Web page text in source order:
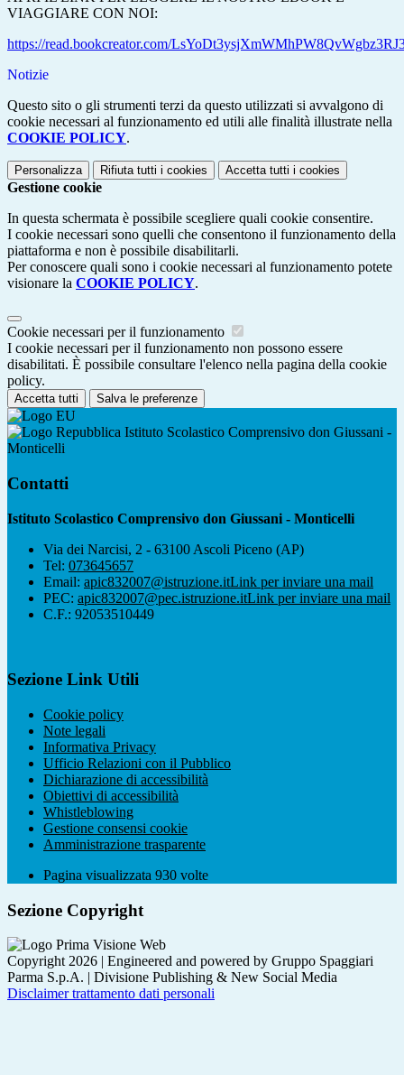
VIAGGIARE CON NOI:
https://read.bookcreator.com/
Notizie
Questo sito o gli strumenti terzi da questo utilizzati si avvalgono di
cookie necessari al funzionamento ed utili alle finalità illustrate nella
COOKIE POLICY.
Personalizza Rifiuta tutti i cookies Accetta tutti i cookies
Gestione cookie
In questa schermata è possibile scegliere quali cookie consentire.
I cookie necessari sono quelli che consentono il funzionamento della
piattaforma e non è possibile disabilitarli.
Per conoscere quali sono i cookie necessari al funzionamento potete
visionare la COOKIE POLICY.
Cookie necessari per il funzionamento
I cookie necessari per il funzionamento non possono essere
disabilitati. È possibile consultare l'elenco nella pagina della cookie
policy.
Accetta tutti Salva le preferenze
Istituto Scolastico Comprensivo don Giussani -
Monticelli
Contatti
Istituto Scolastico Comprensivo don Giussani - Monticelli
Via dei Narcisi, 2 - 63100 Ascoli Piceno (AP)
Tel: 073645657
Email: apic832007@istruzione.itLink per inviare una mail
PEC: apic832007@pec.istruzione.itLink per inviare una mail
C.F.: 92053510449
Sezione Link Utili
Cookie policy
Note legali
Informativa Privacy
Ufficio Relazioni con il Pubblico
Dichiarazione di accessibilità
Obiettivi di accessibilità
Whistleblowing
Gestione consensi cookie
Amministrazione trasparente
Pagina visualizzata 930 volte
Sezione Copyright
Copyright 2026 | Engineered and powered by Gruppo Spaggiari
Parma S.p.A. | Divisione Publishing & New Social Media
Disclaimer trattamento dati personali